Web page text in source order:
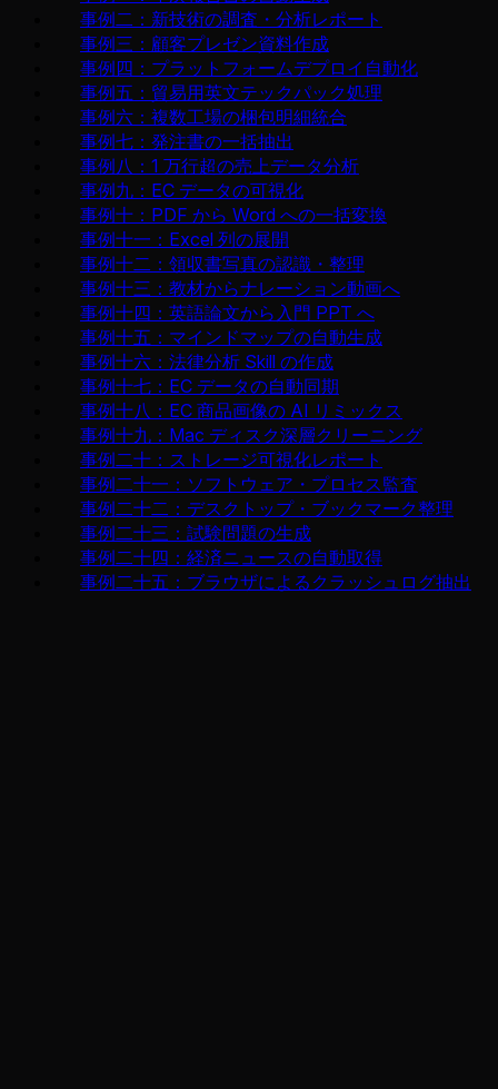
事例二：新技術の調査・分析レポート
事例三：顧客プレゼン資料作成
事例四：プラットフォームデプロイ自動化
事例五：貿易用英文テックパック処理
事例六：複数工場の梱包明細統合
事例七：発注書の一括抽出
事例八：1 万行超の売上データ分析
事例九：EC データの可視化
事例十：PDF から Word への一括変換
事例十一：Excel 列の展開
事例十二：領収書写真の認識・整理
事例十三：教材からナレーション動画へ
事例十四：英語論文から入門 PPT へ
事例十五：マインドマップの自動生成
事例十六：法律分析 Skill の作成
事例十七：EC データの自動同期
事例十八：EC 商品画像の AI リミックス
事例十九：Mac ディスク深層クリーニング
事例二十：ストレージ可視化レポート
事例二十一：ソフトウェア・プロセス監査
事例二十二：デスクトップ・ブックマーク整理
事例二十三：試験問題の生成
事例二十四：経済ニュースの自動取得
事例二十五：ブラウザによるクラッシュログ抽出